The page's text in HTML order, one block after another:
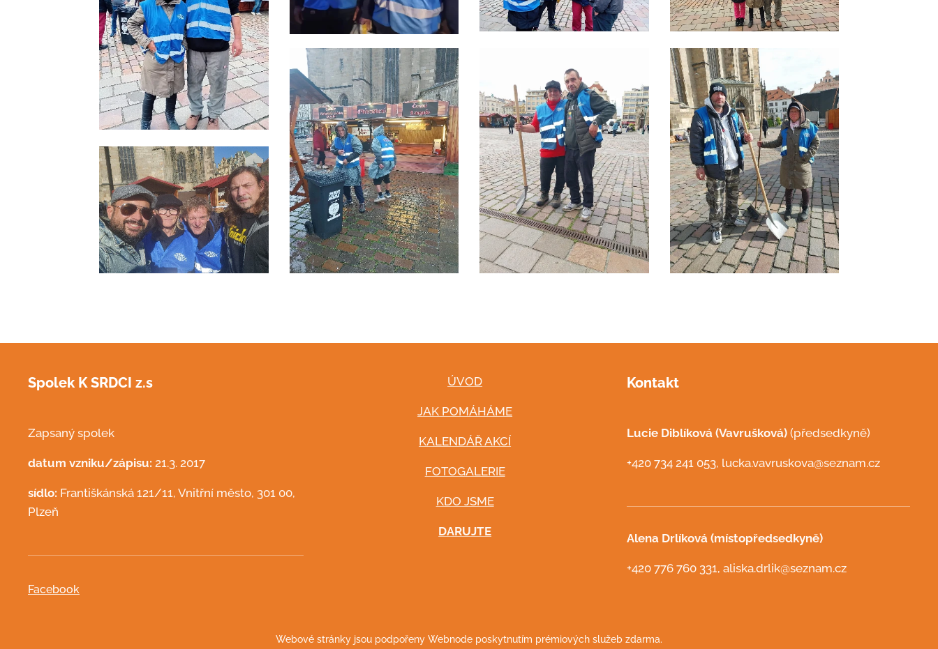
Spolek K SRDCI z.s
Zapsaný spolek
datum vzniku/zápisu: 21.3. 2017
sídlo: Františkánská 121/11, Vnitřní město, 301 00,
Plzeň
Facebook
ÚVOD
JAK POMÁHÁME
KALENDÁŘ AKCÍ
FOTOGALERIE
KDO JSME
DARUJTE
Kontakt
Lucie Diblíková (Vavrušková) (předsedkyně)
+420 734 241 053, lucka.vavruskova@seznam.cz
Alena Drlíková (místopředsedkyně)
+420 776 760 331, aliska.drlik@seznam.cz
Webové stránky jsou podpořeny Webnode poskytnutím prémiových služeb zdarma.